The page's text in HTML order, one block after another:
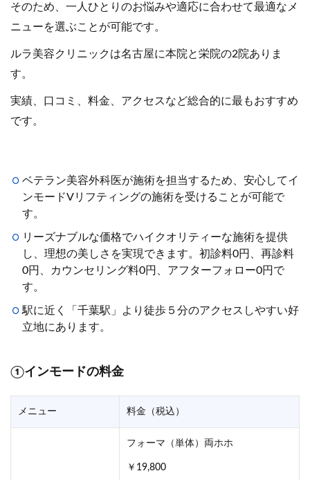
そのため、一人ひとりのお悩みや適応に合わせて最適なメ
ニューを選ぶことが可能です。
ルラ美容クリニックは名古屋に本院と栄院の2院ありま
す。
実績、口コミ、料金、アクセスなど総合的に最もおすすめ
です。
ベテラン美容外科医が施術を担当するため、安心してイ
ンモードVリフティングの施術を受けることが可能で
す。
リーズナブルな価格でハイクオリティーな施術を提供
し、理想の美しさを実現できます。初診料0円、再診料
0円、カウンセリング料0円、アフターフォロー0円で
す。
駅に近く「千葉駅」より徒歩５分のアクセスしやすい好
立地にあります。
①インモードの料金
メニュー 料金（税込）
フォーマ（単体）両ホホ
￥19,800